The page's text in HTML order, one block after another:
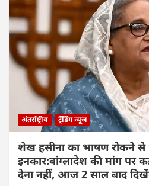
अंतर्राष्ट्रीय ट्रेंडिंग न्यूज
शेख हसीना का भाषण रोकने से
इनकार:बांग्लादेश की मांग पर
देना नहीं, आज 2 साल बाद